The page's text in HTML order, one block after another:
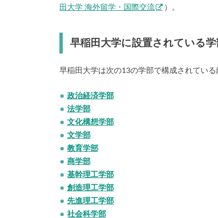
田大学 海外留学・国際交流
）。
早稲田大学に設置されている学
早稲田大学は次の13の学部で構成されてい
政治経済学部
法学部
文化構想学部
文学部
教育学部
商学部
基幹理工学部
創造理工学部
先進理工学部
社会科学部